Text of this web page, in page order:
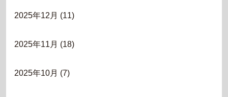
2025年12月 (11)
2025年11月 (18)
2025年10月 (7)